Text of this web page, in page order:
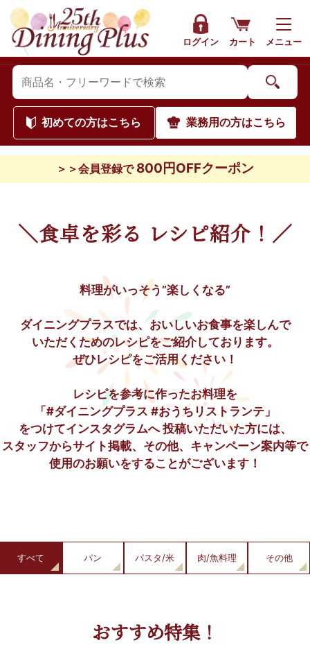
ログイン カート メニュー
初めての方はこちら 業務用の方はこちら
＞＞会員登録で 800円OFFクーポン
＼食卓を彩る レシピ紹介！／
料理がいっそう”楽しくなる”
ダイニングプラスでは、おいしいお食事を楽しんで
いただくためのレシピをご紹介しております。
ぜひレシピをご活用ください！
レシピを参考に作ったお料理を
「#ダイニングプラス #おうちリストランテ」
をつけてインスタグラムへ投稿いただいた方には、
スタッフからサイト掲載、その他、キャンペーン案内等で
使用のお願いをすることがございます！
すべて パン パスタ/米 肉/魚料理 その他
おすすめ特集！